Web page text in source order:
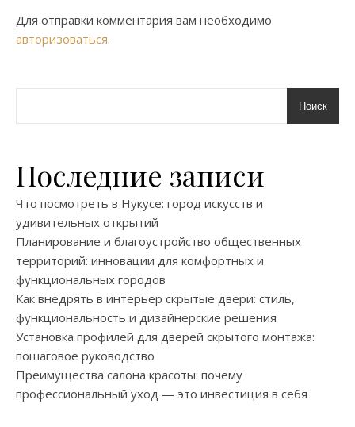
Для отправки комментария вам необходимо
авторизоваться.
Поиск
Последние записи
Что посмотреть в Нукусе: город искусств и
удивительных открытий
Планирование и благоустройство общественных
территорий: инновации для комфортных и
функциональных городов
Как внедрять в интерьер скрытые двери: стиль,
функциональность и дизайнерские решения
Установка профилей для дверей скрытого монтажа:
пошаговое руководство
Преимущества салона красоты: почему
профессиональный уход — это инвестиция в себя